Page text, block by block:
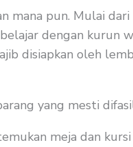
pun. Mulai
dengan kurun
disiapkan oleh
yang mesti
meja dan